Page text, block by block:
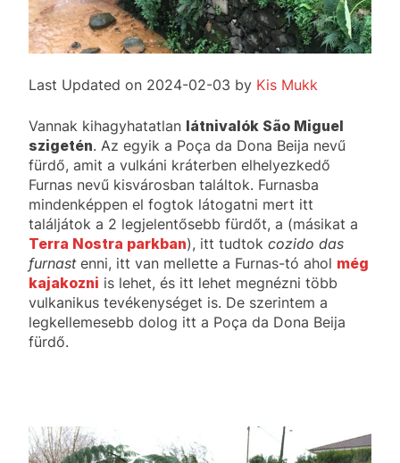
Last Updated on 2024-02-03 by Kis Mukk
Vannak kihagyhatatlan látnivalók São Miguel
szigetén. Az egyik a Poça da Dona Beija nevű
fürdő, amit a vulkáni kráterben elhelyezkedő
Furnas nevű kisvárosban találtok. Furnasba
mindenképpen el fogtok látogatni mert itt
találjátok a 2 legjelentősebb fürdőt, a (másikat a
Terra Nostra parkban), itt tudtok cozido das
furnastenni, itt van mellette a Furnas-tó ahol még
kajakozni is lehet, és itt lehet megnézni több
vulkanikus tevékenységet is. De szerintem a
legkellemesebb dolog itt a Poça da Dona Beija
fürdő.